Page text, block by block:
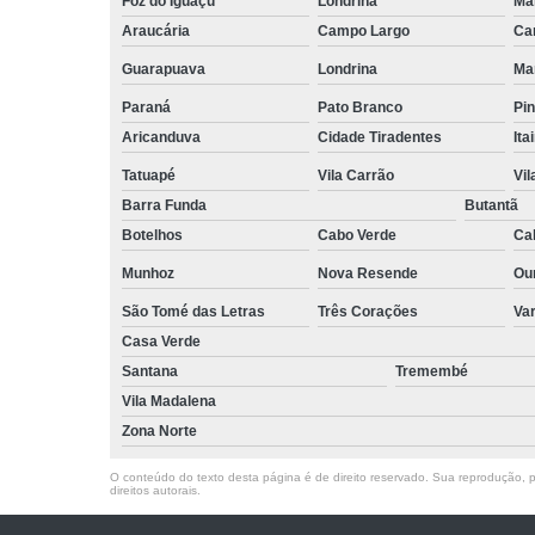
Araucária
Campo Largo
Guarapuava Londrina
Paraná Pato Branco
Aricanduva
Cidade Tiradentes
Tatuapé Vila Carrão
Barra Funda
Butantã
Botelhos
Cabo Verde
Munhoz Nova Resende
São Tomé das Letras Três Corações
Casa Verde
Santana
Tremembé
Vila Madalena
Zona Norte
O conteúdo do texto desta página é de direito reservado. Sua reprodução,
direitos autorais